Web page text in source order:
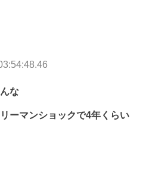
な
ーマンショックで4年くらい